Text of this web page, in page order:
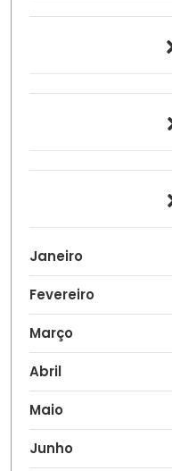
Janeiro
Fevereiro
Março
Abril
Maio
Junho